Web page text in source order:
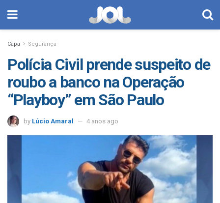
Capa Segurança
Polícia Civil prende suspeito de
roubo a banco na Operação
“Playboy” em São Paulo
by Lúcio Amaral 4 anos ago